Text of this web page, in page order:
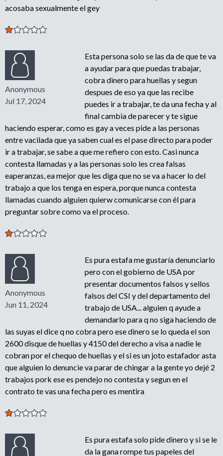
acosaba sexualmente el gey
Anonymous
Jul 17, 2024
Esta persona solo se las da de que te va
a ayudar para que puedas trabajar,
cobra dinero para huellas y segun
despues de eso ya que las recibe
puedes ir a trabajar, te da una fecha y al
final cambia de parecer y te sigue
haciendo esperar, como es gay a veces pide a las personas
entre vacilada que ya saben cual es el pase directo para poder
ir a trabajar, se sabe a que me refiero con esto. Casi nunca
contesta llamadas y a las personas solo les crea falsas
eaperanzas, ea mejor que les diga que no se va a hacer lo del
trabajo a que los tenga en espera, porque nunca contesta
llamadas cuando alguien quierw comunicarse con él para
preguntar sobre como va el proceso.
Anonymous
Jun 11, 2024
Es pura estafa me gustaría denunciarlo
pero con el gobierno de USA por
presentar documentos falsos y sellos
falsos del CSI y del departamento del
trabajo de USA... alguien q ayude a
demandarlo para q no siga haciendo de
las suyas el dice q no cobra pero ese dinero se lo queda el son
2600 disque de huellas y 4150 del derecho a visa a nadie le
cobran por el chequo de huellas y el si es un joto estafador asta
que alguien lo denuncie va parar de chingar a la gente yo dejé 2
trabajos pork ese es pendejo no contesta y segun en el
contrato te vas una fecha pero es mentira
Es pura estafa solo pide dinero y si se le
da la gana rompe tus papeles del